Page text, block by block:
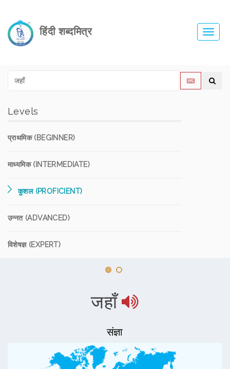
हिंदी शब्दमित्र
Levels
प्राथमिक (BEGINNER)
माध्यमिक (INTERMEDIATE)
कुशल (PROFICIENT)
उन्नत (ADVANCED)
विशेषज्ञ (EXPERT)
जहाँ
संज्ञा